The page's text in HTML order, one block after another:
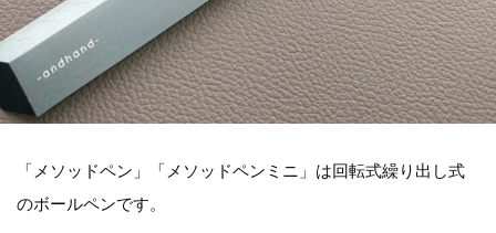
「メソッドペン」「メソッドペンミニ」は回転式繰り出し式
のボールペンです。